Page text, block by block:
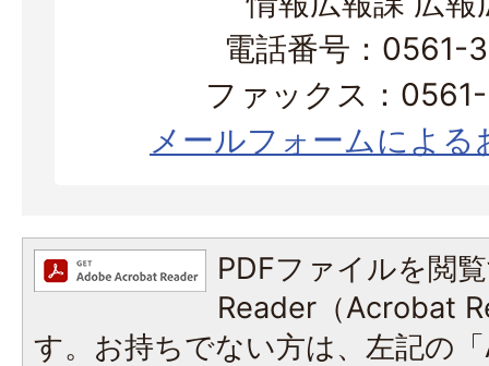
電話番号：0561-
ファックス：
メールフォームによる
PDFファイルを閲
Reader（Acrobat
す。お持ちでない方は、左記の